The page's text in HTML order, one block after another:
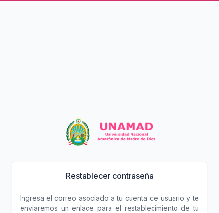
Restablecer contraseña
Ingresa el correo asociado a tu cuenta de usuario y te
enviaremos un enlace para el restablecimiento de tu